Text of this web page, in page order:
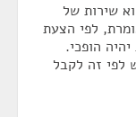
שירות של
לפי הצעת
הופכי.
לפי זה לקבל